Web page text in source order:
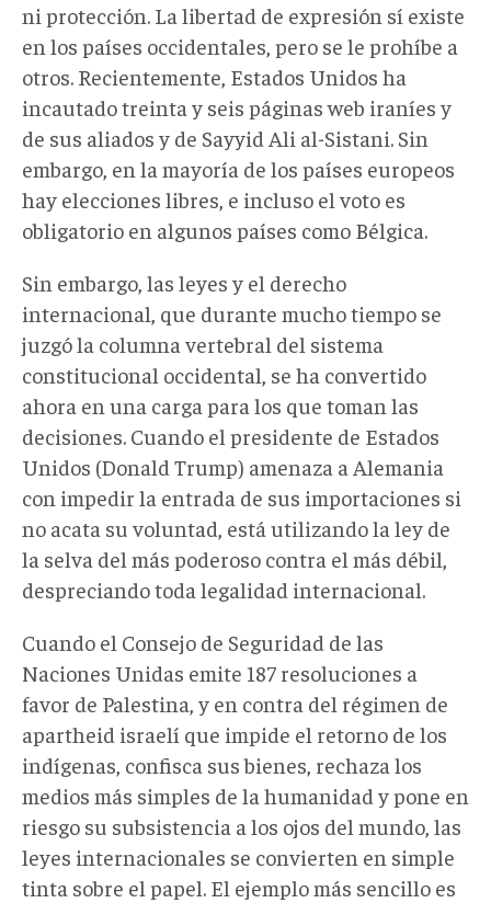
ni protección. La libertad de expresión sí existe
en los países occidentales, pero se le prohíbe a
otros. Recientemente, Estados Unidos ha
incautado treinta y seis páginas web iraníes y
de sus aliados y de Sayyid Ali al-Sistani. Sin
embargo, en la mayoría de los países europeos
hay elecciones libres, e incluso el voto es
obligatorio en algunos países como Bélgica.
Sin embargo, las leyes y el derecho
internacional, que durante mucho tiempo se
juzgó la columna vertebral del sistema
constitucional occidental, se ha convertido
ahora en una carga para los que toman las
decisiones. Cuando el presidente de Estados
Unidos (Donald Trump) amenaza a Alemania
con impedir la entrada de sus importaciones si
no acata su voluntad, está utilizando la ley de
la selva del más poderoso contra el más débil,
despreciando toda legalidad internacional.
Cuando el Consejo de Seguridad de las
Naciones Unidas emite 187 resoluciones a
favor de Palestina, y en contra del régimen de
apartheid israelí que impide el retorno de los
indígenas, confisca sus bienes, rechaza los
medios más simples de la humanidad y pone en
riesgo su subsistencia a los ojos del mundo, las
leyes internacionales se convierten en simple
tinta sobre el papel. El ejemplo más sencillo es